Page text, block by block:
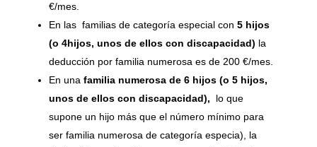
€/mes.
En las familias de categoría especial con 5 hijos
(o 4hijos, unos de ellos con discapacidad) la
deducción por familia numerosa es de 200 €/mes.
En una familia numerosa de 6 hijos (o 5 hijos,
unos de ellos con discapacidad), lo que
supone un hijo más que el número mínimo para
ser familia numerosa de categoría especia), la